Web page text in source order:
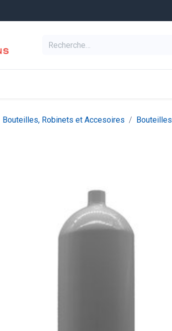
Bouteilles, Robinets et Accesoires Bouteilles